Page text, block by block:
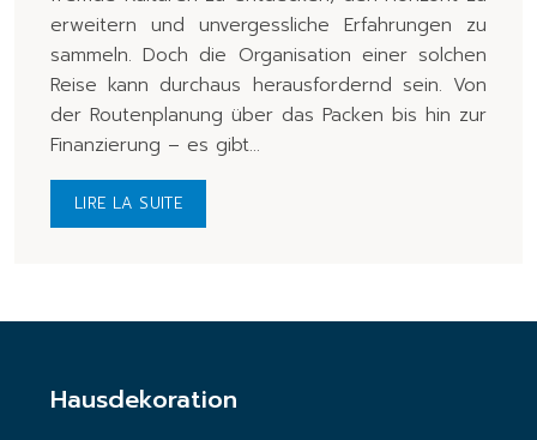
erweitern und unvergessliche Erfahrungen zu
sammeln. Doch die Organisation einer solchen
Reise kann durchaus herausfordernd sein. Von
der Routenplanung über das Packen bis hin zur
Finanzierung – es gibt…
LIRE LA SUITE
Hausdekoration